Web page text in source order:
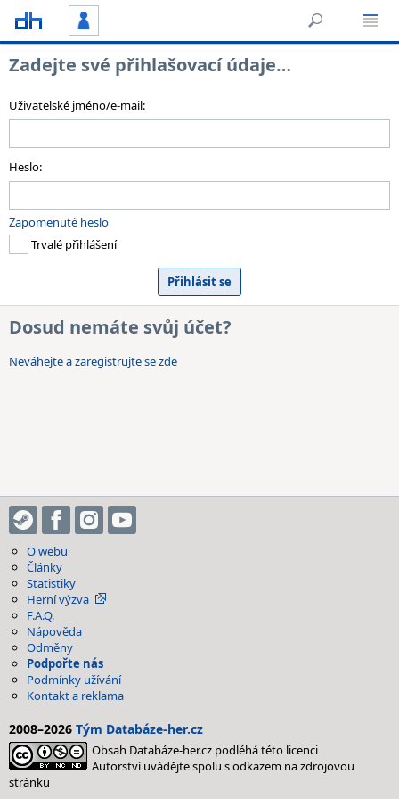
Zadejte své přihlašovací údaje…
Uživatelské jméno/e-mail:
Heslo:
Zapomenuté heslo
Trvalé přihlášení
Dosud nemáte svůj účet?
Neváhejte a zaregistrujte se zde
O webu
Články
Statistiky
Herní výzva
F.A.Q.
Nápověda
Odměny
Podpořte nás
Podmínky užívání
Kontakt a reklama
2008–2026 Tým Databáze-her.cz
Obsah Databáze-her.cz podléhá této licenci
Autorství uvádějte spolu s odkazem na zdrojovou
stránku